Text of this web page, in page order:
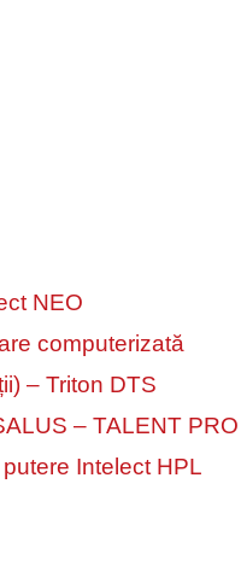
NEO
computerizată
– Triton DTS
– TALENT PRO
Intelect HPL